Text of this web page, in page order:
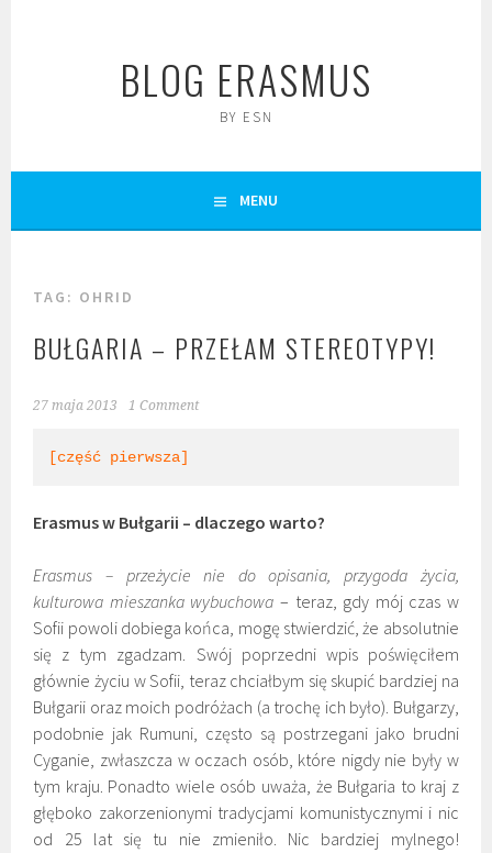
BLOG ERASMUS
BY ESN
MENU
TAG: OHRID
BUŁGARIA – PRZEŁAM STEREOTYPY!
27 maja 2013 1 Comment
[część pierwsza]
Erasmus w Bułgarii – dlaczego warto?
Erasmus – przeżycie nie do opisania, przygoda życia,
kulturowa mieszanka wybuchowa – teraz, gdy mój czas w
Sofii powoli dobiega końca, mogę stwierdzić, że absolutnie
się z tym zgadzam. Swój poprzedni wpis poświęciłem
głównie życiu w Sofii, teraz chciałbym się skupić bardziej na
Bułgarii oraz moich podróżach (a trochę ich było). Bułgarzy,
podobnie jak Rumuni, często są postrzegani jako brudni
Cyganie, zwłaszcza w oczach osób, które nigdy nie były w
tym kraju. Ponadto wiele osób uważa, że Bułgaria to kraj z
głęboko zakorzenionymi tradycjami komunistycznymi i nic
od 25 lat się tu nie zmieniło. Nic bardziej mylnego!